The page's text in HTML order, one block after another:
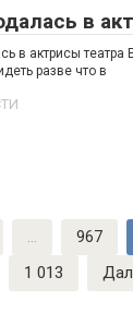
в
в актрисы театра
разве что в
967
1 013